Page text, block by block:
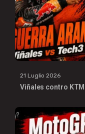
21 Luglio 2026
Viñales contro